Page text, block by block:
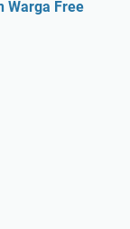
Warga Free